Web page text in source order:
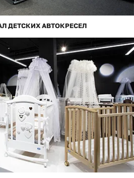
ДЕТСКИХ АВТОКРЕСЕЛ